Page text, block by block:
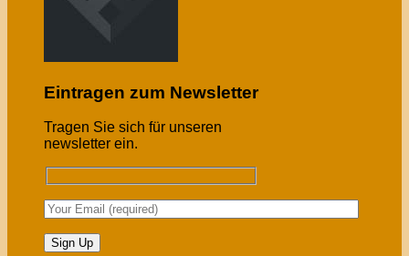
Eintragen zum Newsletter
Tragen Sie sich für unseren
newsletter ein.